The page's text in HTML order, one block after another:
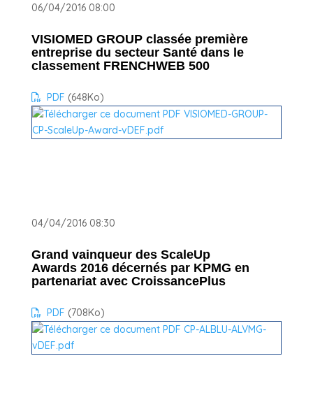
06/04/2016 08:00
VISIOMED GROUP classée première
entreprise du secteur Santé dans le
classement FRENCHWEB 500
PDF (648Ko)
04/04/2016 08:30
Grand vainqueur des ScaleUp
Awards 2016 décernés par KPMG en
partenariat avec CroissancePlus
PDF (708Ko)